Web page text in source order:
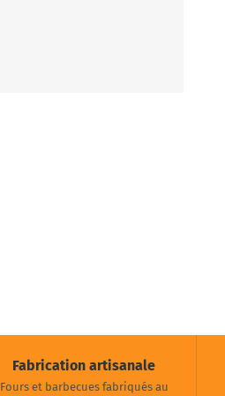
Fabrication artisanale
Fours et barbecues fabriqués au